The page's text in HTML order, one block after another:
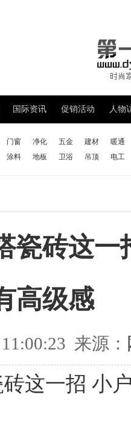
国际资讯 促销活动 人物
门窗 净化 五金 建材
暖通
涂料 地板 卫浴 吊顶 电工
瓷砖这一
高级感
来源：
这一招 小